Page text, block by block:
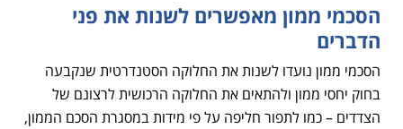
הסכמי ממון מאפשרים לשנות את פני
הדברים
הסכמי ממון נועדו לשנות את החלוקה הסטנדרטית שנקבעה
בחוק יחסי ממון ולהתאים את החלוקה הרכושית לרצונם של
הצדדים – כמו לתפור חליפה על פי מידות במסגרת הסכם הממון,